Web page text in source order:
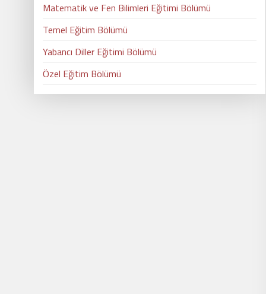
Matematik ve Fen Bilimleri Eğitimi Bölümü
Temel Eğitim Bölümü
Yabancı Diller Eğitimi Bölümü
Özel Eğitim Bölümü